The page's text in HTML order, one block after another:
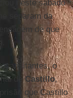
neste sábado
separam da
de que
visitantes, o
deCastillo,
que Castillo